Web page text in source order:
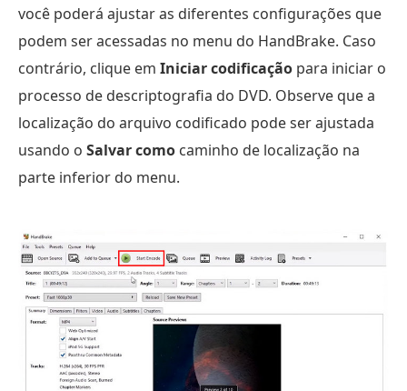
você poderá ajustar as diferentes configurações que
podem ser acessadas no menu do HandBrake. Caso
contrário, clique em Iniciar codificação para iniciar o
processo de descriptografia do DVD. Observe que a
localização do arquivo codificado pode ser ajustada
usando o Salvar como caminho de localização na
parte inferior do menu.